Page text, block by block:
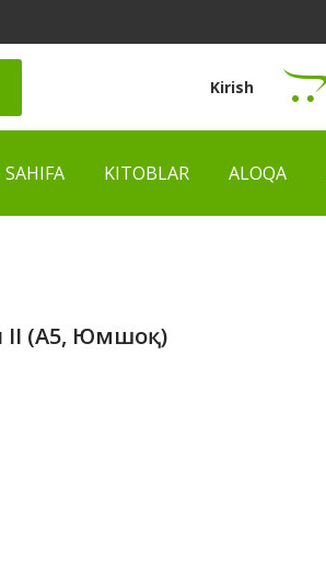
Kirish
Ko‘rish
SAHIFA KITOBLAR ALOQA
II (А5, Юмшоқ)